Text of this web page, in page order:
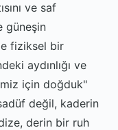
ve saf
güneşin
fiziksel bir
aydınlığı ve
için doğduk"
değil, kaderin
derin bir ruh